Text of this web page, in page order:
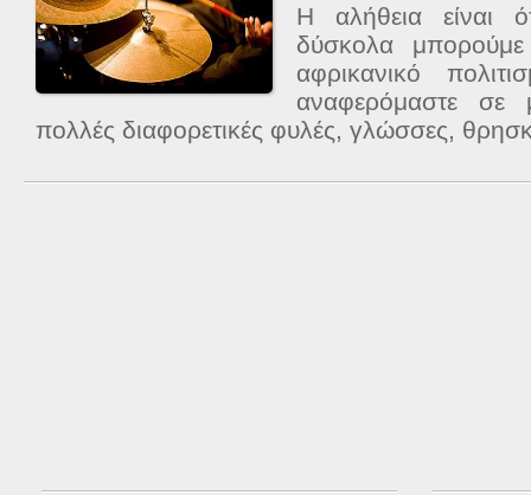
Η αλήθεια είναι
δύσκολα μπορούμε
αφρικανικό
αναφερόμαστε σε
πολλές διαφορετικές φυλές, γλώσσες,